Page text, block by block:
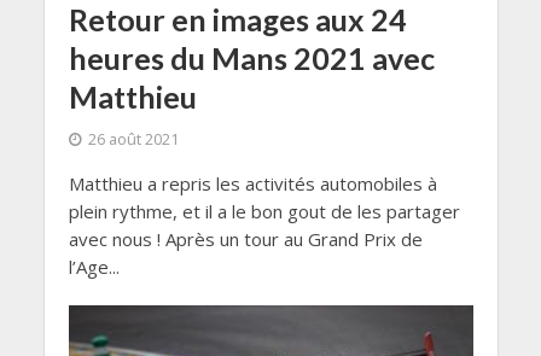
Retour en images aux 24
heures du Mans 2021 avec
Matthieu
26 août 2021
Matthieu a repris les activités automobiles à
plein rythme, et il a le bon gout de les partager
avec nous ! Après un tour au Grand Prix de
l’Age...